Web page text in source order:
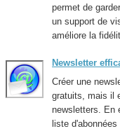
permet de
un support de
améliore la
Newsletter
Créer une
gratuits, mais il
newsletters. En
liste